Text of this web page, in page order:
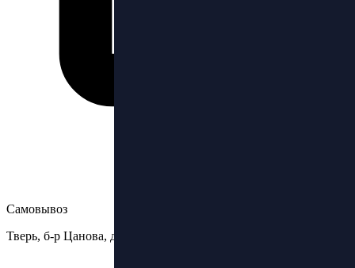
Самовывоз
Тверь, б-р Цанова, д.6стр3, ТЦ Бульвар, 2 этаж